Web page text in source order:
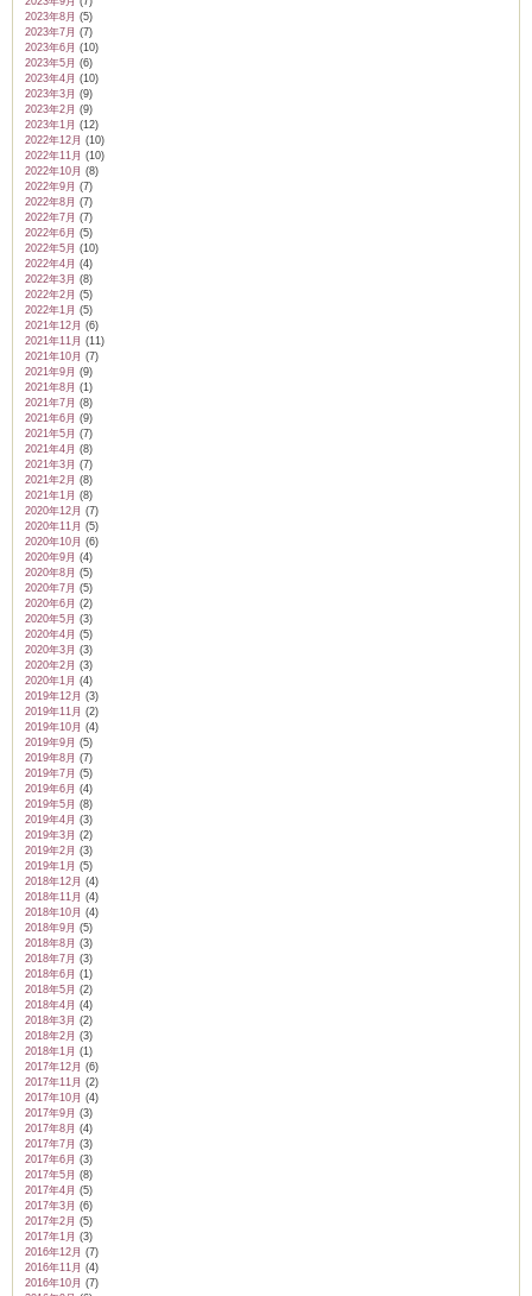
2023年8月 (5)
2023年7月 (7)
2023年6月 (10)
2023年5月 (6)
2023年4月 (10)
2023年3月 (9)
2023年2月 (9)
2023年1月 (12)
2022年12月 (10)
2022年11月 (10)
2022年10月 (8)
2022年9月 (7)
2022年8月 (7)
2022年7月 (7)
2022年6月 (5)
2022年5月 (10)
2022年4月 (4)
2022年3月 (8)
2022年2月 (5)
2022年1月 (5)
2021年12月 (6)
2021年11月 (11)
2021年10月 (7)
2021年9月 (9)
2021年8月 (1)
2021年7月 (8)
2021年6月 (9)
2021年5月 (7)
2021年4月 (8)
2021年3月 (7)
2021年2月 (8)
2021年1月 (8)
2020年12月 (7)
2020年11月 (5)
2020年10月 (6)
2020年9月 (4)
2020年8月 (5)
2020年7月 (5)
2020年6月 (2)
2020年5月 (3)
2020年4月 (5)
2020年3月 (3)
2020年2月 (3)
2020年1月 (4)
2019年12月 (3)
2019年11月 (2)
2019年10月 (4)
2019年9月 (5)
2019年8月 (7)
2019年7月 (5)
2019年6月 (4)
2019年5月 (8)
2019年4月 (3)
2019年3月 (2)
2019年2月 (3)
2019年1月 (5)
2018年12月 (4)
2018年11月 (4)
2018年10月 (4)
2018年9月 (5)
2018年8月 (3)
2018年7月 (3)
2018年6月 (1)
2018年5月 (2)
2018年4月 (4)
2018年3月 (2)
2018年2月 (3)
2018年1月 (1)
2017年12月 (6)
2017年11月 (2)
2017年10月 (4)
2017年9月 (3)
2017年8月 (4)
2017年7月 (3)
2017年6月 (3)
2017年5月 (8)
2017年4月 (5)
2017年3月 (6)
2017年2月 (5)
2017年1月 (3)
2016年12月 (7)
2016年11月 (4)
2016年10月 (7)